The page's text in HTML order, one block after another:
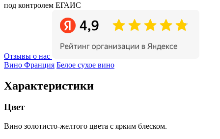
под контролем ЕГАИС
Отзывы о нас
Вино Франция Белое сухое вино
Характеристики
Цвет
Вино золотисто-желтого цвета с ярким блеском.